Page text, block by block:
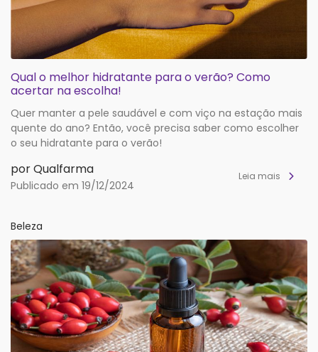
Qual o melhor hidratante para o verão? Como
acertar na escolha!
Quer manter a pele saudável e com viço na estação mais
quente do ano? Então, você precisa saber como escolher
o seu hidratante para o verão!
por Qualfarma
Publicado em 19/12/2024
Leia mais
Beleza